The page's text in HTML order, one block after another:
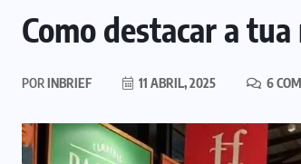
Como destacar a
PORINBRIEF 11 ABRIL, 2025 6